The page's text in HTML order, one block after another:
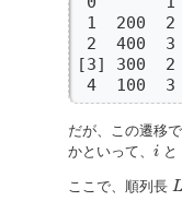
1  200  2 1
2  400  3 1
[3] 300  2
4  100  3
だが、この遷移
かといって、 i
iと
ここで、順列長 L